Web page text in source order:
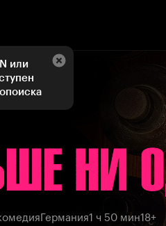
Германия1 ч 50 мин18+
или